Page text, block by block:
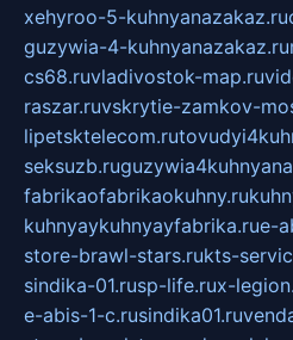
xehyroo-5-kuhnyanazakaz.ru
guzywia-4-kuhnyanazakaz.ru
cs68.ruvladivostok-map.ru
raszar.ruvskrytie-zamkov-
lipetsktelecom.ru
seksuzb.ru
fabrikaofabrikaokuhny.ru
kuhnyaykuhnyayfabrika.rue-
store-brawl-stars.rukts-
sindika-01.rusp-life.rux-
e-abis-1-c.rusindika01.ru